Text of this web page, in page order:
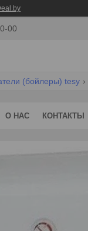
00
(бойлеры) tesy
О НАС КОНТАКТЫ